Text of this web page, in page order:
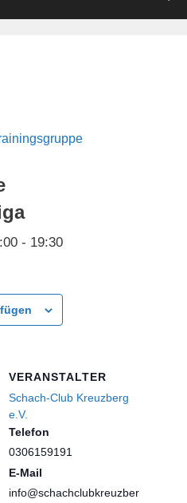
- 19:30
VERANSTALTER
Schach-Club Kreuzberg
e.V.
Telefon
0306159191
E-Mail
info@schachclubkreuzber